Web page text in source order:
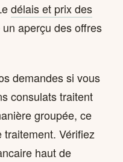
délais et prix des
aperçu des offres
demandes si vous
consulats traitent
groupée, ce
Vérifiez
haut de